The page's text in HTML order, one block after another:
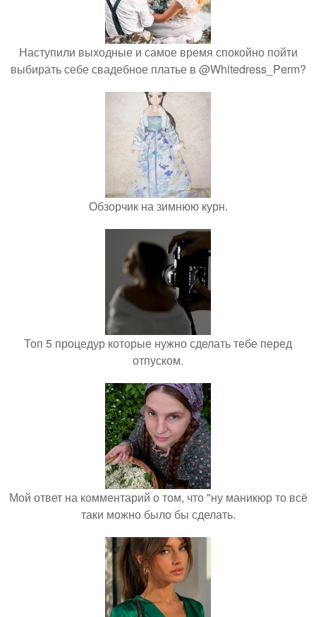
Наступили выходные и самое время спокойно пойти
выбирать себе свадебное платье в @Whitedress_Perm?
Обзорчик на зимнюю курн.
Топ 5 процедур которые нужно сделать тебе перед
отпуском.
Мой ответ на комментарий о том, что "ну маникюр то всё
таки можно было бы сделать.